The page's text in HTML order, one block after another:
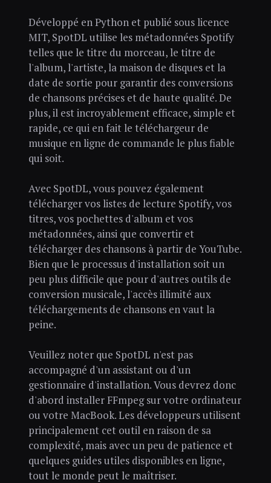
Développé en Python et publié sous licence
MIT, SpotDL utilise les métadonnées Spotify
telles que le titre du morceau, le titre de
l'album, l'artiste, la maison de disques et la
date de sortie pour garantir des conversions
de chansons précises et de haute qualité. De
plus, il est incroyablement efficace, simple et
rapide, ce qui en fait le téléchargeur de
musique en ligne de commande le plus fiable
qui soit.
Avec SpotDL, vous pouvez également
télécharger vos listes de lecture Spotify, vos
titres, vos pochettes d'album et vos
métadonnées, ainsi que convertir et
télécharger des chansons à partir de YouTube.
Bien que le processus d'installation soit un
peu plus difficile que pour d'autres outils de
conversion musicale, l'accès illimité aux
téléchargements de chansons en vaut la
peine.
Veuillez noter que SpotDL n'est pas
accompagné d'un assistant ou d'un
gestionnaire d'installation. Vous devrez donc
d'abord installer FFmpeg sur votre ordinateur
ou votre MacBook. Les développeurs utilisent
principalement cet outil en raison de sa
complexité, mais avec un peu de patience et
quelques guides utiles disponibles en ligne,
tout le monde peut le maîtriser.